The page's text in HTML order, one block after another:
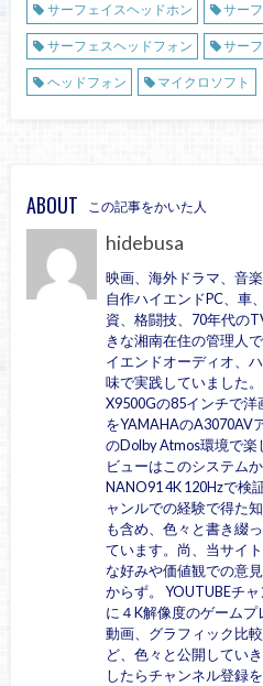
サーフェイスヘッドホン サー
サーフェスヘッドフォン サー
ヘッドフォン マイクロソフト
ABOUT この記事をかいた人
hidebusa
映画、海外ドラマ、音
自作ハイエンドPC、車
資、格闘技、70年代の
きな湘南在住の管理人
イエンドオーディオ、
味で実践していました
X9500Gの85インチで
をYAMAHAのA3070AV
のDolby Atmos環境で
ビューはこのシステム
NANO91 4K 120Hzで検
ャンルでの経験で得た
も含め、色々と書き綴
ています。尚、当サイ
な好みや価値観での意
からず。 YOUTUBEチ
に４K解像度のゲームプ
動画、グラフィック比
ど、色々と公開してい
したらチャンネル登録